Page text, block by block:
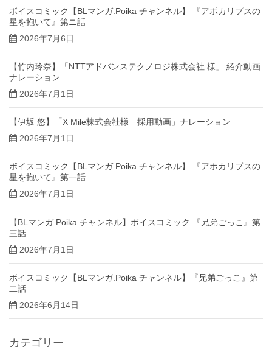
ボイスコミック【BLマンガ.Poika チャンネル】 『アポカリプスの
星を抱いて』第ニ話
2026年7月6日
【竹内玲奈】「NTTアドバンステクノロジ株式会社 様」 紹介動画
ナレーション
2026年7月1日
【伊坂 悠】「X Mile株式会社様 採用動画」ナレーション
2026年7月1日
ボイスコミック【BLマンガ.Poika チャンネル】 『アポカリプスの
星を抱いて』第一話
2026年7月1日
【BLマンガ.Poika チャンネル】ボイスコミック 『兄弟ごっこ』第
三話
2026年7月1日
ボイスコミック【BLマンガ.Poika チャンネル】『兄弟ごっこ』第
二話
2026年6月14日
カテゴリー